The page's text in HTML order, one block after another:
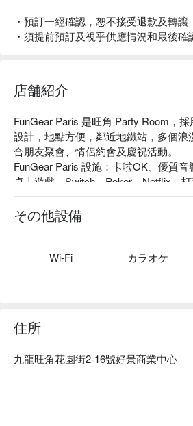
・預訂一經確認，恕不接受退款及轉讓
・須提前預訂及視乎供應情況和最後確
店舗紹介
FunGear Paris 是旺角 Party Room，
設計，地點方便，鄰近地鐵站，多個浪
合朋友聚會、情侶約會及慶祝活動。
FunGear Paris 設施：卡啦OK、優質
桌上遊戲、Switch、Poker、Netflix、
FunGear Paris 價格：3小時 HKD 300
旺角 Party Room - FunGear Paris 預訂
その他設備
Wi-Fi カラオケ
住所
九龍旺角花園街2-16號好景商業中心